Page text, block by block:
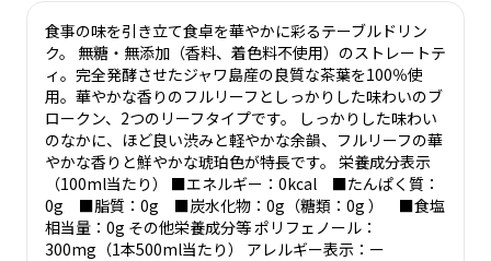
食事の味を引き立て食卓を華やかに彩るテーブルドリン
ク。 無糖・無添加（香料、着色料不使用）のストレートテ
ィ。完全発酵させたジャワ島産の良質な茶葉を100％使
用。華やかな香りのフルリーフとしっかりした味わいのブ
ロークン、2つのリーフタイプです。 しっかりした味わい
のなかに、ほど良い渋みと軽やかな余韻、フルリーフの華
やかな香りと鮮やかな琥珀色が特長です。 栄養成分表示
（100ml当たり） ■エネルギー：0kcal ■たんぱく質：
0g ■脂質：0g ■炭水化物：0g（糖類：0g ） ■食塩
相当量：0g その他栄養成分等 ポリフェノール：
300mg（1本500ml当たり） アレルギー表示：ー